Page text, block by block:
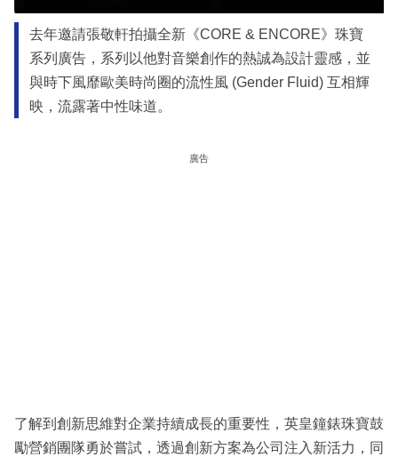
去年邀請張敬軒拍攝全新《CORE & ENCORE》珠寶
系列廣告，系列以他對音樂創作的熱誠為設計靈感，並
與時下風靡歐美時尚圈的流性風 (Gender Fluid) 互相輝
映，流露著中性味道。
廣告
了解到創新思維對企業持續成長的重要性，英皇鐘錶珠寶鼓
勵營銷團隊勇於嘗試，透過創新方案為公司注入新活力，同